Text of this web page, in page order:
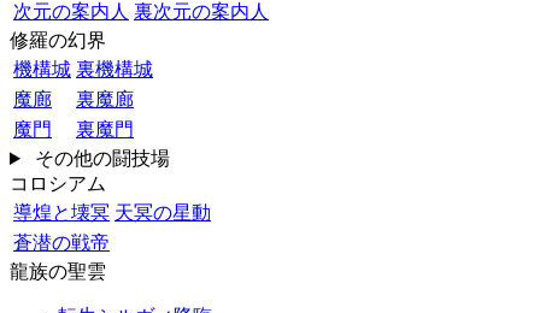
次元の案内人 裏次元の案内人
修羅の幻界
機構城 裏機構城
魔廊
裏魔廊
魔門
裏魔門
その他の闘技場
コロシアム
導煌と壊冥 天冥の星動
蒼潜の戦帝
龍族の聖雲